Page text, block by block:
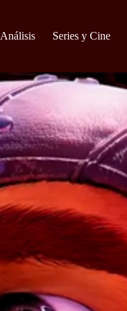
Análisis Series y Cine